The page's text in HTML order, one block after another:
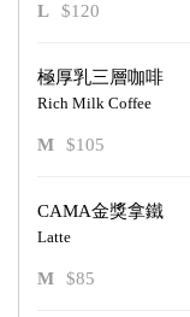
L $120
極厚乳三層咖啡
Rich Milk Coffee
M $105
CAMA金獎拿鐵
Latte
M $85